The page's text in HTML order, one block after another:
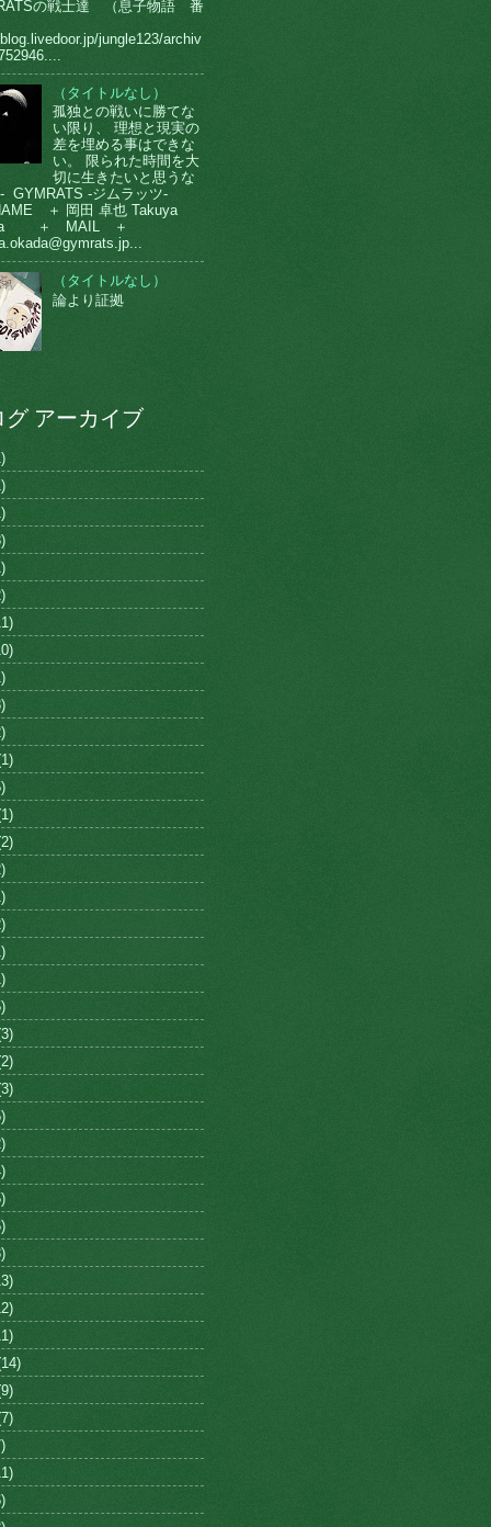
の戦士達 （息子物語 番
jungle123/archiv
（タイトルなし）
孤独との戦いに勝てな
い限り、 理想と現実の
差を埋める事はできな
い。 限られた時間を大
切に生きたいと思うな
GYMRATS -ジムラッツ-
＋ 岡田 卓也 Takuya
＋ MAIL ＋
（タイトルなし）
論より証拠
グ アーカイブ